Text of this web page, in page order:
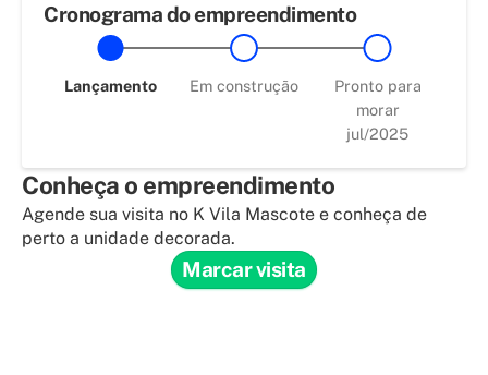
Cronograma do empreendimento
Lançamento Em construção
Pronto para
morar
jul/2025
Conheça o empreendimento
Agende sua visita no K Vila Mascote e conheça de
perto a unidade decorada.
Marcar visita